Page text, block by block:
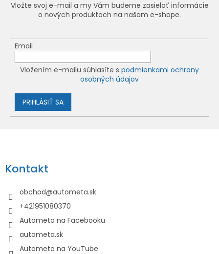
Vložte svoj e-mail a my Vám budeme zasielať informácie
o nových produktoch na našom e-shope.
Email
Vložením e-mailu súhlasíte s podmienkami ochrany
osobných údajov
PRIHLÁSIŤ SA
p
äKontakt
obchod@autometa.sk
+421951080370
Autometa na Facebooku
autometa.sk
Autometa na YouTube